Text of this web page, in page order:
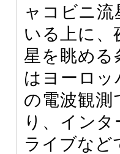
ャコビニ
いる上に
星を眺める
はヨーロ
の電波観測
り、イン
ライブなど